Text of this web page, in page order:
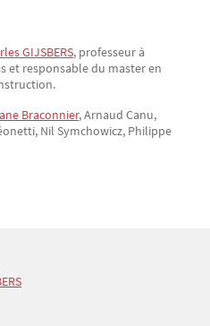
GIJSBERS, professeur à
et responsable du master en
Braconnier, Arnaud Canu,
Nil Symchowicz, Philippe